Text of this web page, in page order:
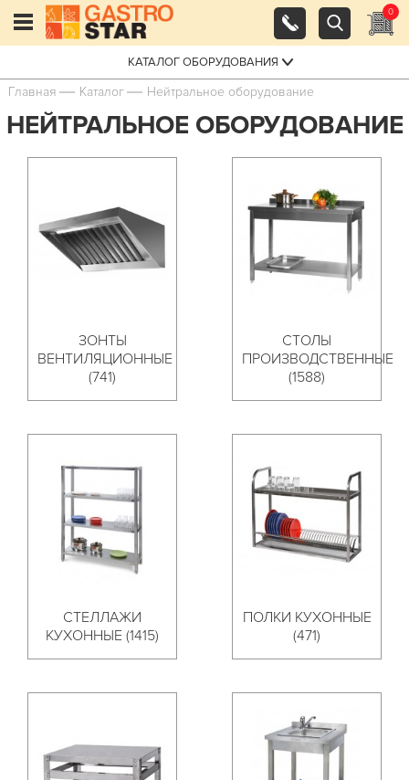
0
КАТАЛОГ ОБОРУДОВАНИЯ
Главная Каталог Нейтральное оборудование
НЕЙТРАЛЬНОЕ ОБОРУДОВАНИЕ
ЗОНТЫ
ВЕНТИЛЯЦИОННЫЕ
(741)
СТОЛЫ
ПРОИЗВОДСТВЕННЫЕ
(1588)
СТЕЛЛАЖИ
КУХОННЫЕ (1415)
ПОЛКИ КУХОННЫЕ
(471)